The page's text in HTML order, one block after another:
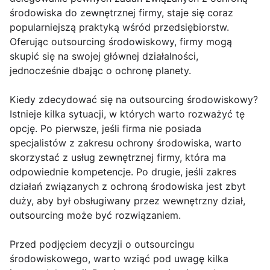
środowiska do zewnętrznej firmy, staje się coraz
popularniejszą praktyką wśród przedsiębiorstw.
Oferując outsourcing środowiskowy, firmy mogą
skupić się na swojej głównej działalności,
jednocześnie dbając o ochronę planety.
Kiedy zdecydować się na outsourcing środowiskowy?
Istnieje kilka sytuacji, w których warto rozważyć tę
opcję. Po pierwsze, jeśli firma nie posiada
specjalistów z zakresu ochrony środowiska, warto
skorzystać z usług zewnętrznej firmy, która ma
odpowiednie kompetencje. Po drugie, jeśli zakres
działań związanych z ochroną środowiska jest zbyt
duży, aby był obsługiwany przez wewnętrzny dział,
outsourcing może być rozwiązaniem.
Przed podjęciem decyzji o outsourcingu
środowiskowego, warto wziąć pod uwagę kilka